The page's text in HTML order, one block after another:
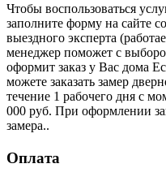
Чтобы воспользоваться
заполните форму на сайте
выездного эксперта
менеджер поможет с
оформит заказ у Вас дома
можете заказать замер
течение 1 рабочего дня с
000 руб. При оформлении
замера..
Оплата